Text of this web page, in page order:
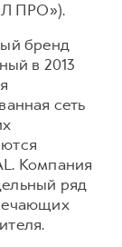
ПРО»).
бренд
в 2013
сеть
Компания
ряд